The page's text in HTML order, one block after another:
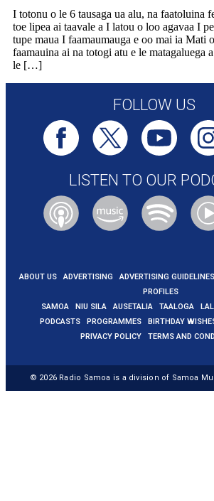
I totonu o le 6 tausaga ua alu, na faatoluina
toe lipea ai taavale a I latou o loo agavaa I
tupe maua I faamaumauga e oo mai ia Mati
faamauina ai na totogi atu e le matagaluega
le […]
FOLLOW US
LISTEN TO OUR
ABOUT US ADVERTISING ADVERTISING GUIDELINES
PROFILES
SAMOA
NIU SILA AUSETALIA TAALOGA
PODCASTS
PROGRAMMES BIRTHDAY
PRIVACY POLICY
TERMS AND
© 2026 Radio Samoa is a division of Samoa